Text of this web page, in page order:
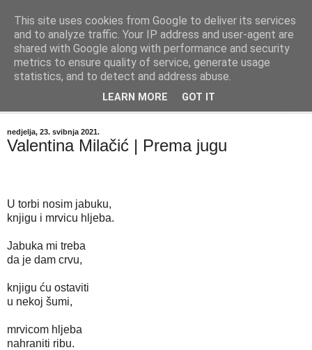
"Kvaka"
Časopis za književnost ISSN 2459-5632
nedjelja, 23. svibnja 2021.
Valentina Milačić | Prema jugu
U torbi nosim jabuku,
knjigu i mrvicu hljeba.
Jabuka mi treba
da je dam crvu,
knjigu ću ostaviti
u nekoj šumi,
mrvicom hljeba
nahraniti ribu.
This site uses cookies from Google to deliver its services
and to analyze traffic. Your IP address and user-agent are
shared with Google along with performance and security
metrics to ensure quality of service, generate usage
statistics, and to detect and address abuse.
LEARN MORE GOT IT